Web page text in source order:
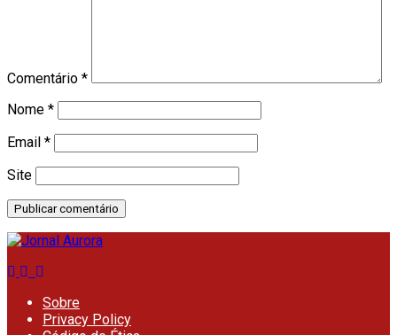
Comentário *
Nome *
Email *
Site
Sobre
Privacy Policy